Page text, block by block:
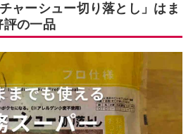
ャーシュー切り落とし」はま
評の一品